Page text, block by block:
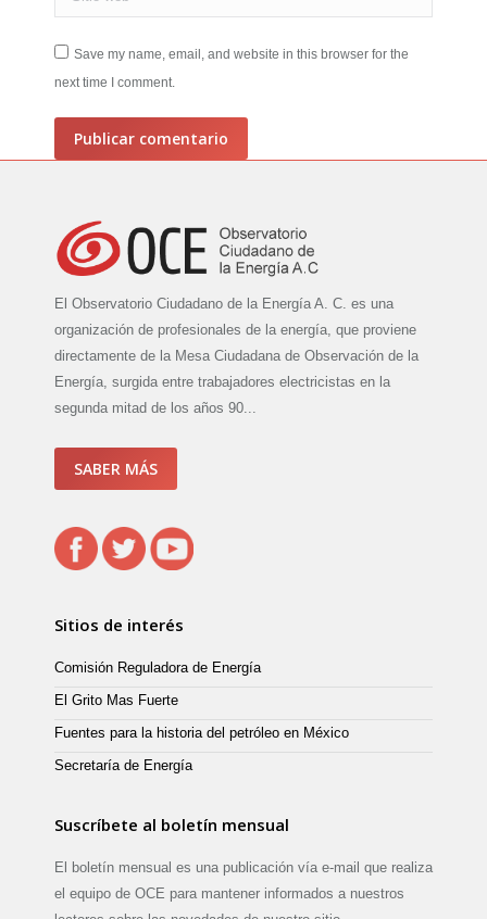
Save my name, email, and website in this browser for the
next time I comment.
Publicar comentario
El Observatorio Ciudadano de la Energía A. C. es una
organización de profesionales de la energía, que proviene
directamente de la Mesa Ciudadana de Observación de la
Energía, surgida entre trabajadores electricistas en la
segunda mitad de los años 90...
SABER MÁS
Sitios de interés
Comisión Reguladora de Energía
El Grito Mas Fuerte
Fuentes para la historia del petróleo en México
Secretaría de Energía
Suscríbete al boletín mensual
El boletín mensual es una publicación vía e-mail que realiza
el equipo de OCE para mantener informados a nuestros